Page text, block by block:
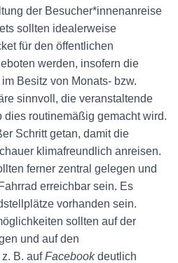
der Besucher*innenanreise
sollten idealerweise
für den öffentlichen
werden, insofern die
Besitz von Monats- bzw.
sinnvoll, die veranstaltende
dies routinemäßig gemacht wird.
Schritt getan, damit die
klimafreundlich anreisen.
ferner zentral gelegen und
erreichbar sein. Es
vorhanden sein.
sollten auf der
und auf den
B. aufFacebookdeutlich